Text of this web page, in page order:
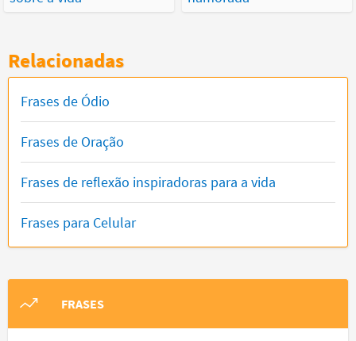
Relacionadas
Frases de Ódio
Frases de Oração
Frases de reflexão inspiradoras para a vida
Frases para Celular
FRASES